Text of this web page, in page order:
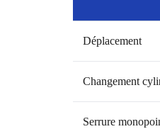
Déplacement
Changement
Serrure